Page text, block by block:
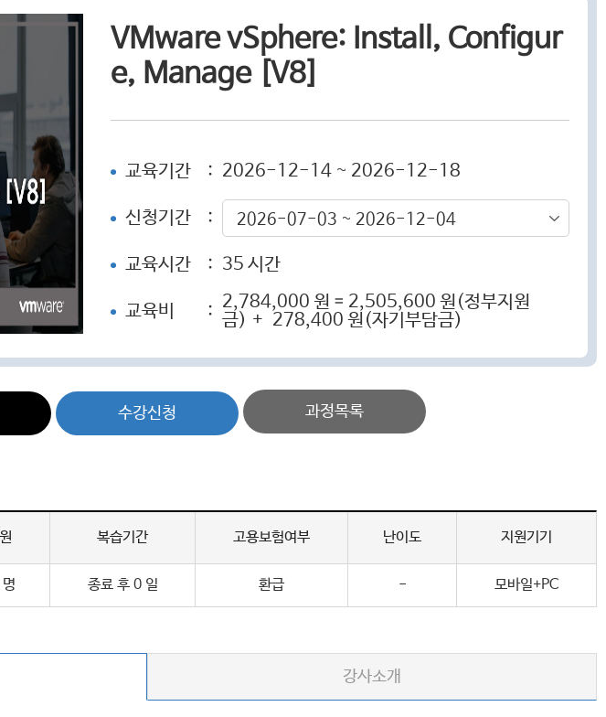
VMware vSphere: Install, Configur
e, Manage [V8]
교육기간 : 2026-12-14 ~ 2026-12-18
신청기간 : 2026-07-03 ~ 2026-12-04
교육시간 : 35 시간
교육비 : 2,784,000 원 = 2,505,600 원(정부지원
금) + 278,400 원(자기부담금)
수강신청 과정목록
복습기간 고용보험여부 난이도 지원기기
종료 후 0 일 환급 - 모바일+PC
강사소개